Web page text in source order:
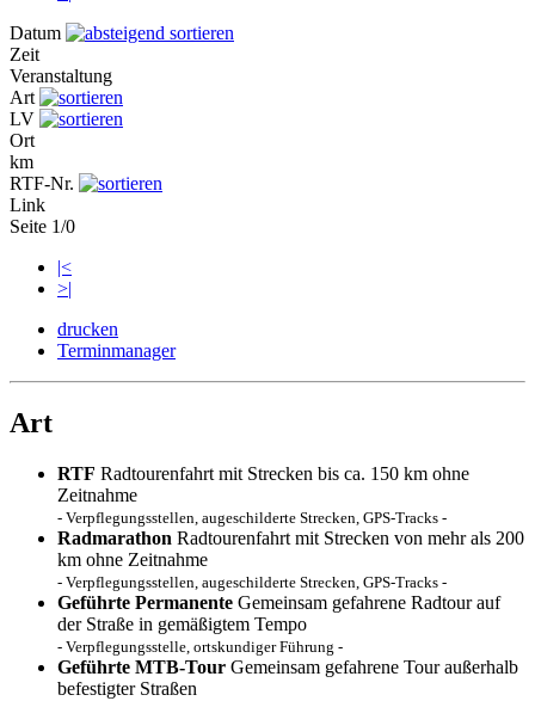
Datum
Zeit
Veranstaltung
Art
LV
Ort
km
RTF-Nr.
Link
Seite 1/0
|<
>|
drucken
Terminmanager
Art
RTF Radtourenfahrt mit Strecken bis ca. 150 km ohne
Zeitnahme
- Verpflegungsstellen, augeschilderte Strecken, GPS-Tracks -
Radmarathon Radtourenfahrt mit Strecken von mehr als 200
km ohne Zeitnahme
- Verpflegungsstellen, augeschilderte Strecken, GPS-Tracks -
Geführte Permanente Gemeinsam gefahrene Radtour auf
der Straße in gemäßigtem Tempo
- Verpflegungsstelle, ortskundiger Führung -
Geführte MTB-Tour Gemeinsam gefahrene Tour außerhalb
befestigter Straßen